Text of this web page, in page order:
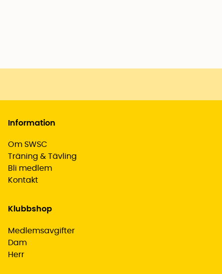
Information
Om SWSC
Träning & Tävling
Bli medlem
Kontakt
Klubbshop
Medlemsavgifter
Dam
Herr